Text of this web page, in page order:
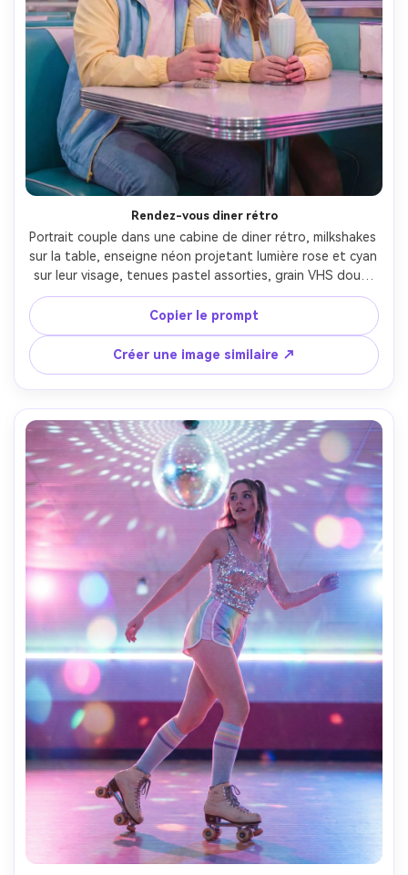
Rendez-vous diner rétro
Portrait couple dans une cabine de diner rétro, milkshakes
sur la table, enseigne néon projetant lumière rose et cyan
sur leur visage, tenues pastel assorties, grain VHS doux,
reflets brillants sur chrome, pris avec Canon R5, 50mm
f/1.2, cadrage intimiste, ambiance romantique et
nostalgique, tonalités peau photoréalistes et grading
vaporwave --ar 4:5
Copier le prompt
Créer une image similaire ↗